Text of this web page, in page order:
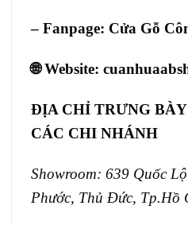
– Fanpage: Cửa Gỗ
🌐 Website:
ĐỊA CHỈ TRƯNG
CÁC CHI NHÁNH
Showroom: 639 Quốc
Phước, Thủ Đức, Tp.Hồ